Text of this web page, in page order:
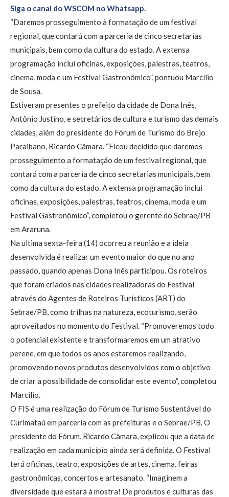
Siga o canal do WSCOM no Whatsapp.
“Daremos prosseguimento à formatação de um festival
regional, que contará com a parceria de cinco secretarias
municipais, bem como da cultura do estado. A extensa
programação inclui oficinas, exposições, palestras, teatros,
cinema, moda e um Festival Gastronômico”, pontuou Marcílio
de Sousa.
Estiveram presentes o prefeito da cidade de Dona Inês,
Antônio Justino, e secretários de cultura e turismo das demais
cidades, além do presidente do Fórum de Turismo do Brejo
Paraibano, Ricardo Câmara. “Ficou decidido que daremos
prosseguimento a formatação de um festival regional, que
contará com a parceria de cinco secretarias municipais, bem
como da cultura do estado. A extensa programação inclui
oficinas, exposições, palestras, teatros, cinema, moda e um
Festival Gastronômico”, completou o gerente do Sebrae/PB
em Araruna.
Na ultima sexta-feira (14) ocorreu a reunião e a ideia
desenvolvida é realizar um evento maior do que no ano
passado, quando apenas Dona Inês participou. Os roteiros
que foram criados nas cidades realizadoras do Festival
através do Agentes de Roteiros Turísticos (ART) do
Sebrae/PB, como trilhas na natureza, ecoturismo, serão
aproveitados no momento do Festival. “Promoveremos todo
o potencial existente e transformaremos em um atrativo
perene, em que todos os anos estaremos realizando,
promovendo novos produtos desenvolvidos com o objetivo
de criar a possibilidade de consolidar este evento”, completou
Marcílio.
O FIS é uma realização do Fórum de Turismo Sustentável do
Curimataú em parceria com as prefeituras e o Sebrae/PB. O
presidente do Fórum, Ricardo Câmara, explicou que a data de
realização em cada município ainda será definida. O Festival
terá oficinas, teatro, exposições de artes, cinema, feiras
gastronômicas, concertos e artesanato. “Imaginem a
diversidade que estará à mostra! De produtos e culturas das